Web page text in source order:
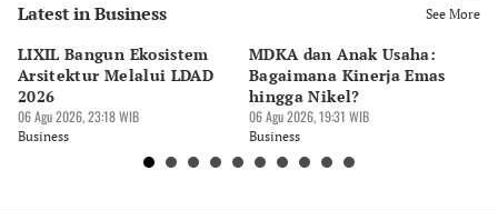
Editor
Editor
Latest in Business See More
LIXIL Bangun Ekosistem
Arsitektur Melalui LDAD
2026
06 Agu 2026, 23:18 WIB
Business
MDKA dan Anak Usaha:
Bagaimana Kinerja Emas
hingga Nikel?
06 Agu 2026, 19:31 WIB
Business